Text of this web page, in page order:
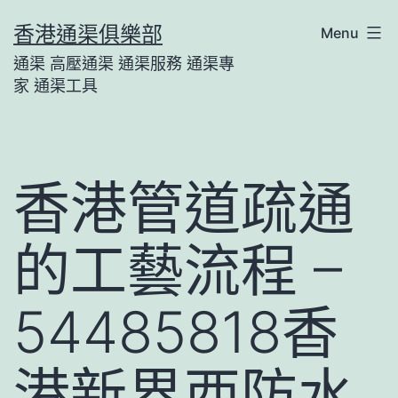
to
content
香港通渠俱樂部
通渠 高壓通渠 通渠服務 通渠專
家 通渠工具
Menu
香港管道疏通
的工藝流程 –
54485818香